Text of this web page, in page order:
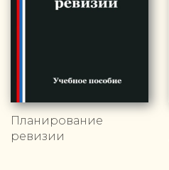
Планирование
ревизии